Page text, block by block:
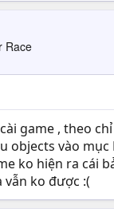
Race
game , theo
objects vào mục
ko hiện ra cái
vẫn ko được :(